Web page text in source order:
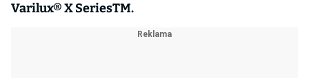
Varilux® X SeriesTM.